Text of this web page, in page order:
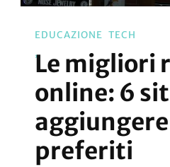
EDUCAZIONE TECH
Le migliori
online: 6
preferiti